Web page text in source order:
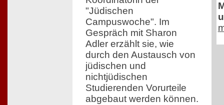
"Jüdischen
Campuswoche". Im
Gespräch mit Sharon
Adler erzählt sie, wie
durch den Austausch von
jüdischen und
nichtjüdischen
Studierenden Vorurteile
abgebaut werden können.